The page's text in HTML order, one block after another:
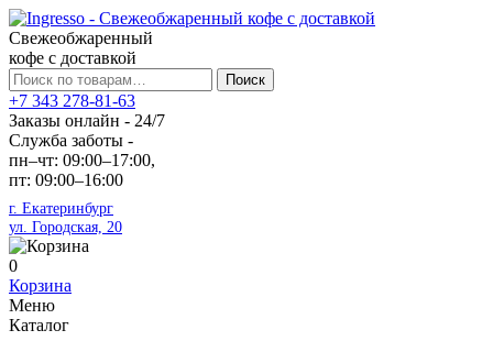
Свежеобжаренный
кофе с доставкой
Искать:
Поиск
+7 343 278-81-63
Заказы онлайн - 24/7
Служба заботы -
пн–чт: 09:00–17:00,
пт: 09:00–16:00
г. Екатеринбург
ул. Городская, 20
0
Корзина
Меню
Каталог